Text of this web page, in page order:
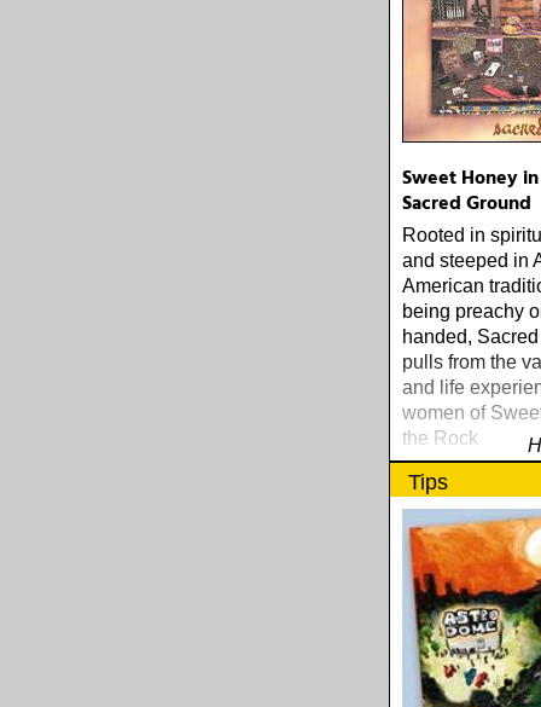
lyssnat på
mer än vad
Sweet Honey
Sacred Ground
Rooted in
and steeped in
American
being preachy
handed,
pulls from the
and life
women of
the Rock
Tips